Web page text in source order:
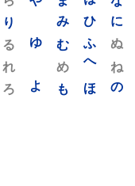
に
ぬ
ね
の
ひ
ふ
へ
ほ
み
む
め
も
ゆ
よ
り
る
れ
ろ